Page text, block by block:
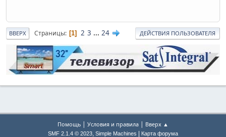
ВВЕРХ Страницы 1 2 3 ... 24 ДЕЙСТВИЯ ПОЛЬЗОВАТЕЛЯ
Помощь | Условия и правила | Вверх ▲
SMF 2.1.4 © 2023, Simple Machines Карта форума